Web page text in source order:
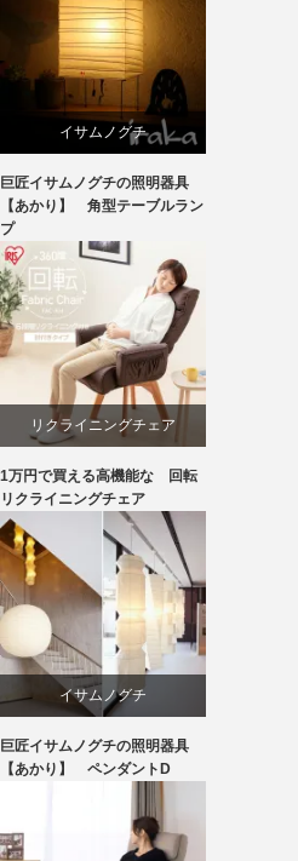
イサムノグチ
国産
照明器具
巨匠イサムノグチの照明器具
【あかり】 角型テーブルラン
プ
リクライニングチェア
回転椅子
椅子
1万円で買える高機能な 回転
リクライニングチェア
イサムノグチ
照明器具
巨匠イサムノグチの照明器具
【あかり】 ペンダントD